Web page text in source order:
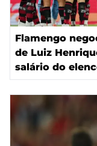
Flamengo
de Luiz
salário do